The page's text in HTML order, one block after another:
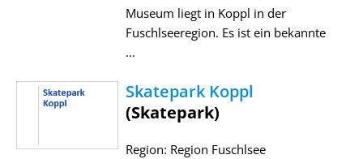
Museum liegt in Koppl in der
Fuschlseeregion. Es ist ein bekannte
...
Skatepark Koppl
(Skatepark)
Region: Region Fuschlsee